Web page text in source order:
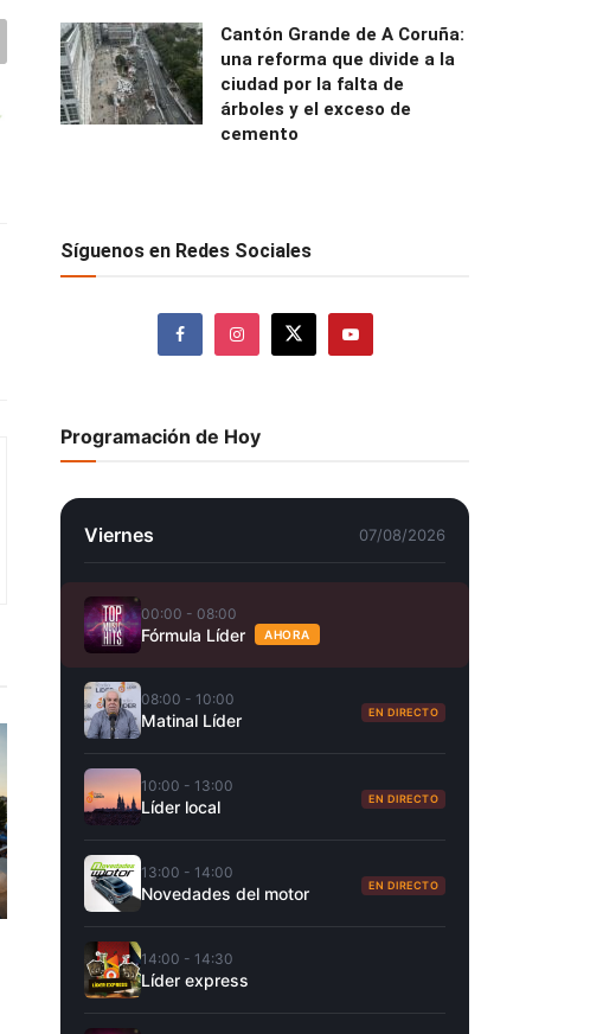
Cantón Grande de A Coruña:
una reforma que divide a la
ciudad por la falta de
árboles y el exceso de
cemento
Síguenos en Redes Sociales
Programación de Hoy
Viernes 07/08/2026
00:00 - 08:00
Fórmula Líder AHORA
08:00 - 10:00
Matinal Líder EN DIRECTO
10:00 - 13:00
Líder local EN DIRECTO
13:00 - 14:00
Novedades del motor EN DIRECTO
14:00 - 14:30
Líder express